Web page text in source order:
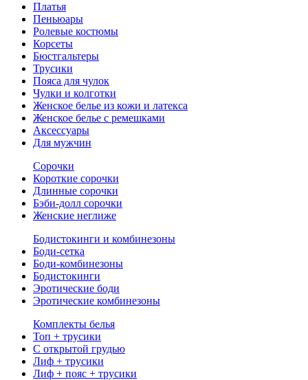
Платья
Пеньюары
Ролевые костюмы
Корсеты
Бюстгальтеры
Трусики
Пояса для чулок
Чулки и колготки
Женское белье из кожи и латекса
Женское белье с ремешками
Аксессуары
Для мужчин
Сорочки
Короткие сорочки
Длинные сорочки
Бэби-долл сорочки
Женские неглиже
Бодистокинги и комбинезоны
Боди-сетка
Боди-комбинезоны
Бодистокинги
Эротические боди
Эротические комбинезоны
Комплекты белья
Топ + трусики
С открытой грудью
Лиф + трусики
Лиф + пояс + трусики